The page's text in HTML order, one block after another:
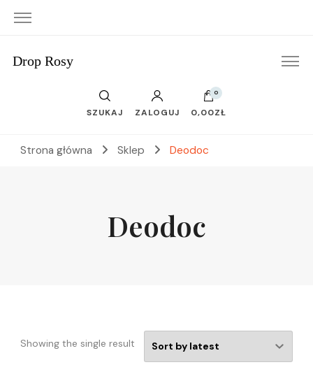
Drop Rosy
SZUKAJ ZALOGUJ
0
0,00ZŁ
Strona główna Sklep Deodoc
Deodoc
Showing the single result